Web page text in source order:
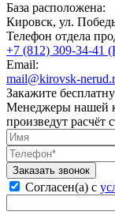
База расположена:
Кировск, ул.
Телефон отдела
Email:
mail@kirovsk-
Закажите
Менеджеры нашей
произведут расчёт
Заказать звонок
Согласен(а) с